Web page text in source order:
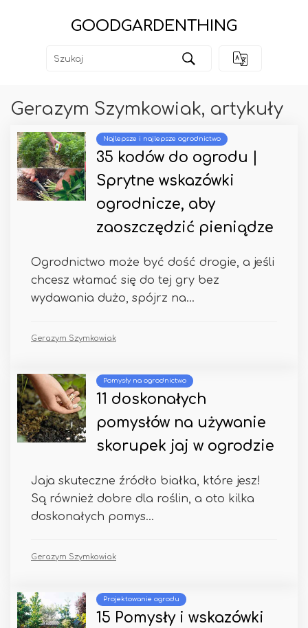
GOODGARDENTHING
Gerazym Szymkowiak, artykuły
Najlepsze i najlepsze ogrodnictwo
35 kodów do ogrodu |
Sprytne wskazówki
ogrodnicze, aby
zaoszczędzić pieniądze
Ogrodnictwo może być dość drogie, a jeśli
chcesz włamać się do tej gry bez
wydawania dużo, spójrz na...
Gerazym Szymkowiak
Pomysły na ogrodnictwo
11 doskonałych
pomysłów na używanie
skorupek jaj w ogrodzie
Jaja skuteczne źródło białka, które jesz!
Są również dobre dla roślin, a oto kilka
doskonałych pomys...
Gerazym Szymkowiak
Projektowanie ogrodu
15 Pomysły i wskazówki